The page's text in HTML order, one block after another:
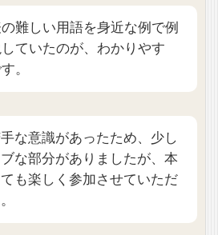
難しい用語を身近な例で例
ていたのが、わかりやす
。
な意識があったため、少し
な部分がありましたが、本
も楽しく参加させていただ